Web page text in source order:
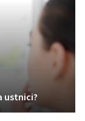
ustnici?